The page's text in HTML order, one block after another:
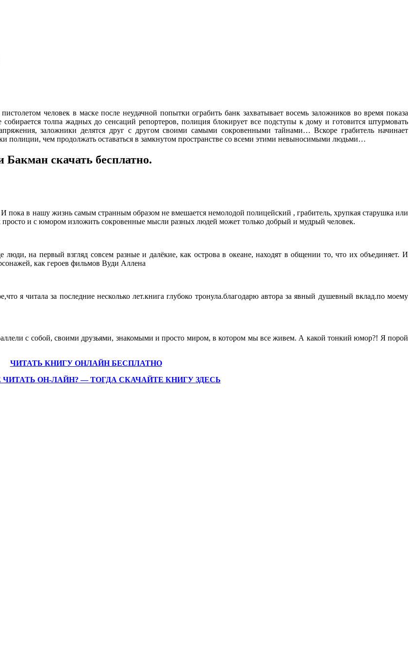
человек в маске после неудачной попытки ограбить банк захватывает восемь заложников во время показа
толпа жадных до сенсаций репортеров, полиция блокирует все подступы к дому и готовится штурмовать
заложники делятся друг с другом своими самыми сокровенными тайнами… Вскоре грабитель начинает
полиции, чем продолжать оставаться в замкнутом пространстве со всеми этими невыносимыми людьми…
скачать бесплатно.
в нашу жизнь самым странным образом не вмешается немолодой полицейский , грабитель, хрупкая старушка или
и с юмором изложить сокровенные мысли разных людей может только добрый и мудрый человек.
люди, на первый взгляд совсем разные и далёкие, как острова в океане, находят в общении то, что их объединяет. И
как героев фильмов Вуди Аллена
я читала за последние несколько лет.книга глубоко тронула.благодарю автора за явный душевный вклад.по моему
с собой, своими друзьями, знакомыми и просто миром, в котором мы все живем. А какой тонкий юмор?! Я порой
ЧИТАТЬ КНИГУ ОНЛАЙН БЕСПЛАТНО
ОН-ЛАЙН? — ТОГДА СКАЧАЙТЕ КНИГУ ЗДЕСЬ